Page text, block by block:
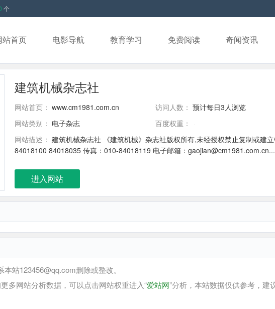
个
站首页 电影导航 教育学习 免费阅读 奇闻资讯
建筑机械杂志社
网站首页： www.cm1981.com.cn 访问人数： 预计每日3人浏览
网站类别： 电子杂志 百度权重：
网站描述： 建筑机械杂志社 《建筑机械》杂志社版权所有,未经授权禁止复制或建
84018100 84018035 传真：010-84018119 电子邮箱：
进入网站
站123456@qq.com删除或整改。
网站分析数据，可以点击网站权重进入“爱站网”分析，本站数据仅供参考，建